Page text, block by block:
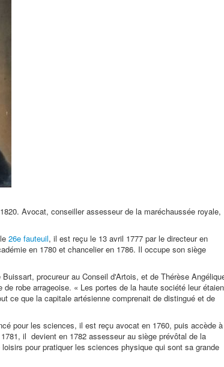
Avocat, conseiller assesseur de la maréchaussée royale,
26e fauteuil, il est reçu le 13 avril 1777 par le directeur en
en 1780 et chancelier en 1786. Il occupe son siège
procureur au Conseil d'Artois, et de Thérèse
robe arrageoise. « Les portes de la haute société leur
ce que la capitale artésienne comprenait de distingué et de
pour les sciences, il est reçu avocat en 1760, puis accède à
il devient en 1782 assesseur au siège prévôtal de la
pour pratiquer les sciences physique qui sont sa grande